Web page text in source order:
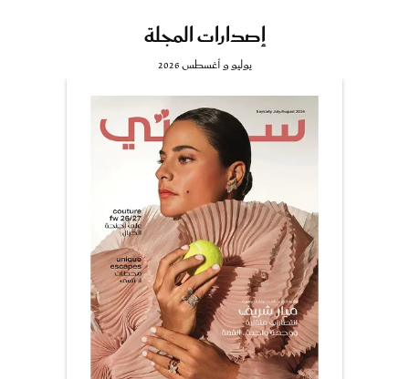
إصدارات المجلة
يوليو و أغسطس 2026